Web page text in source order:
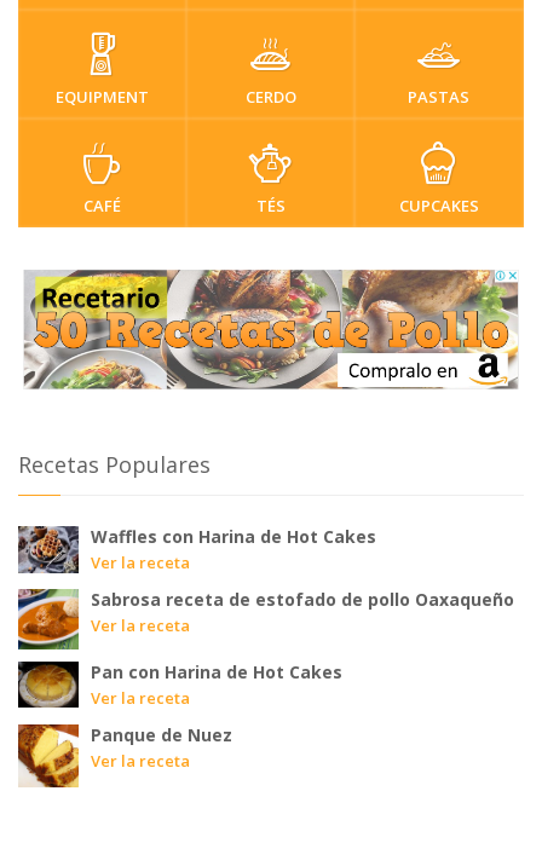
EQUIPMENT CERDO PASTAS
CAFÉ TÉS CUPCAKES
Recetas Populares
Waffles con Harina de Hot Cakes
Ver la receta
Sabrosa receta de estofado de pollo Oaxaqueño
Ver la receta
Pan con Harina de Hot Cakes
Ver la receta
Panque de Nuez
Ver la receta